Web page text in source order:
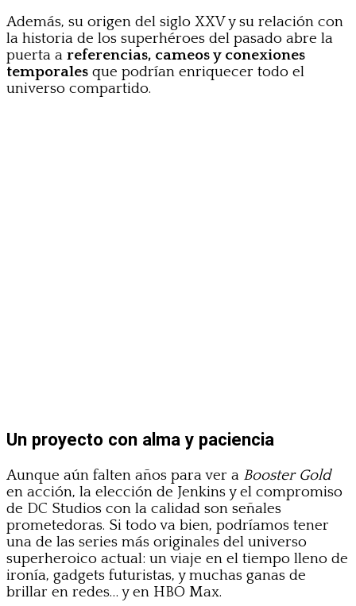
Además, su origen del siglo XXV y su relación con
la historia de los superhéroes del pasado abre la
puerta a referencias, cameos y conexiones
temporales que podrían enriquecer todo el
universo compartido.
Un proyecto con alma y paciencia
Aunque aún falten años para ver a Booster Gold
en acción, la elección de Jenkins y el compromiso
de DC Studios con la calidad son señales
prometedoras. Si todo va bien, podríamos tener
una de las series más originales del universo
superheroico actual: un viaje en el tiempo lleno de
ironía, gadgets futuristas, y muchas ganas de
brillar en redes… y en HBO Max.